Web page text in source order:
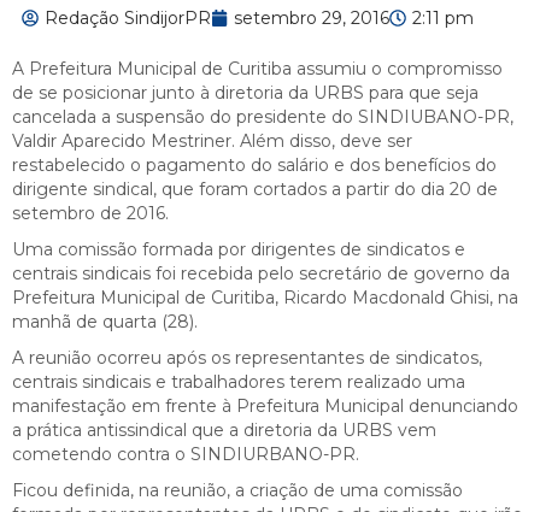
Redação SindijorPR setembro 29, 2016 2:11 pm
A Prefeitura Municipal de Curitiba assumiu o compromisso
de se posicionar junto à diretoria da URBS para que seja
cancelada a suspensão do presidente do SINDIUBANO-PR,
Valdir Aparecido Mestriner. Além disso, deve ser
restabelecido o pagamento do salário e dos benefícios do
dirigente sindical, que foram cortados a partir do dia 20 de
setembro de 2016.
Uma comissão formada por dirigentes de sindicatos e
centrais sindicais foi recebida pelo secretário de governo da
Prefeitura Municipal de Curitiba, Ricardo Macdonald Ghisi, na
manhã de quarta (28).
A reunião ocorreu após os representantes de sindicatos,
centrais sindicais e trabalhadores terem realizado uma
manifestação em frente à Prefeitura Municipal denunciando
a prática antissindical que a diretoria da URBS vem
cometendo contra o SINDIURBANO-PR.
Ficou definida, na reunião, a criação de uma comissão